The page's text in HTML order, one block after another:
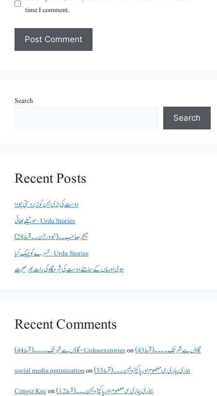
time I comment.
Search
Search
Recent Posts
دوست کی بڑی بہن کو زبردستی چودا
سوتیلے بھائی – Urdu Stories
میجر صاحب۔۔( نیو ورژن ۔۔قسط 28)
خسرے کو چیک کیا – Urdu Stories
بیوی اور ماں کے سامنے دوست کی شرمگاہ کی رات بھر صحبت
Recent Comments
گاؤں سے شہر تک۔۔۔۔(قسط 44) - Urdusexstorieson
گاؤں سے شہر تک۔۔۔۔(قسط 43)
social media optimizationon
ہماری پیاری سی معصوم اور پاکیزہ بہن۔۔۔(قسط33)
Cengiz Koçon ہماری پیاری سی معصوم اور پاکیزہ بہن۔۔۔(قسط12)